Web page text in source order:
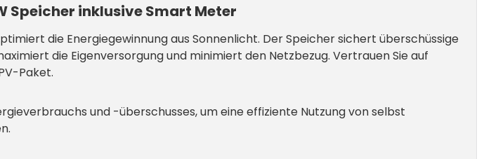
Speicher inklusive Smart Meter
die Energiegewinnung aus Sonnenlicht. Der Speicher sichert überschüssige
die Eigenversorgung und minimiert den Netzbezug. Vertrauen Sie auf
Paket.
und -überschusses, um eine effiziente Nutzung von selbst